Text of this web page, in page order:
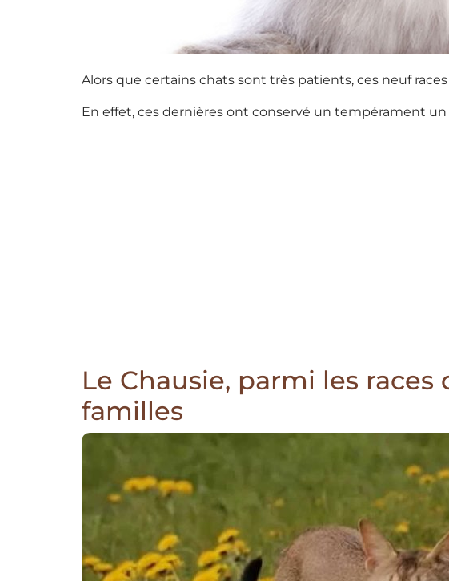
Alors que certains chats sont très patients, ces neuf
En effet, ces dernières ont conservé un tempérament
Le Chausie, parmi les
familles